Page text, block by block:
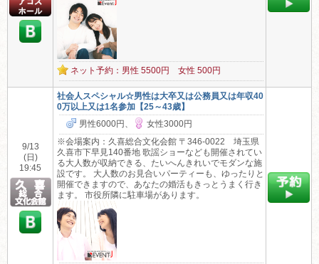
ネット予約：男性 5500円 女性 500円
9/13
(日)
19:45
社会人スペシャル☆男性は大卒又は公務員又は年収40
0万以上又は1名参加【25～43歳】
男性6000円、
女性3000円
※会場案内：久喜総合文化会館 〒346-0022 埼玉県
久喜市下早見140番地 歌謡ショーなども開催されてい
る大人数が収納できる、たいへんきれいでモダンな施
設です。 大人数のお見合いパーティーも、ゆったりと
開催できますので、あなたの婚活もきっとうまく行き
ます。 市役所隣に駐車場があります。